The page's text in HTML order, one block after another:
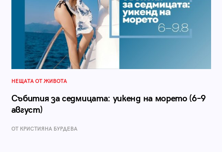
НЕЩАТА ОТ ЖИВОТА
Събития за седмицата: уикенд на морето (6–9
август)
ОТ КРИСТИЯНА БУРДЕВА